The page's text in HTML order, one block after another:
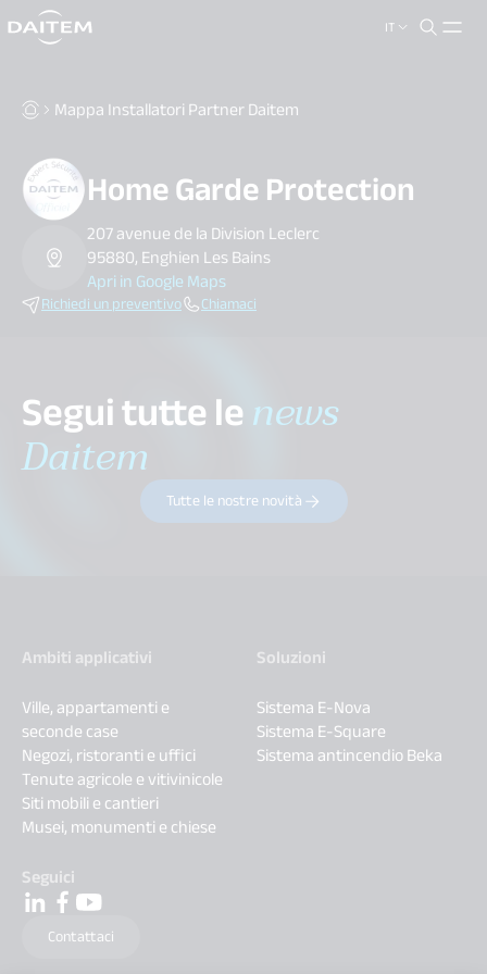
IT
search.label
Mappa Installatori Partner Daitem
Home Garde Protection
207 avenue de la Division Leclerc
95880, Enghien Les Bains
Apri in Google Maps
Richiedi un preventivo Chiamaci
Segui tutte lenews
Daitem
Tutte le nostre novità
Ambiti applicativi
Ville, appartamenti e
seconde case
Negozi, ristoranti e uffici
Tenute agricole e vitivinicole
Siti mobili e cantieri
Musei, monumenti e chiese
Soluzioni
Sistema E-Nova
Sistema E-Square
Sistema antincendio Beka
Seguici
Contattaci